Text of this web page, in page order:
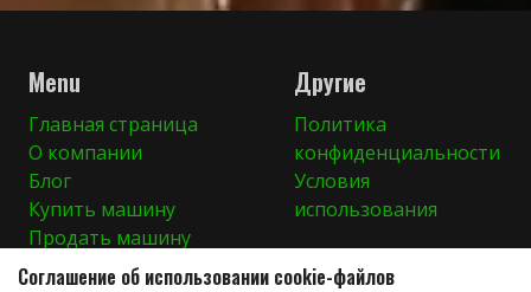
Menu
Главная страница
О компании
Блог
Купить машину
Продать машину
Другие
Политика
конфиденциальности
Условия
использования
Соглашение об использовании cookie-файлов